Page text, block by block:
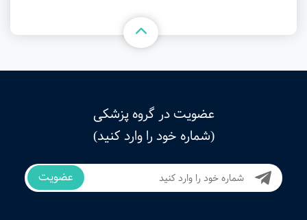
عضویت در گروه پزشکی
(شماره خود را وارد کنید)
عضویت